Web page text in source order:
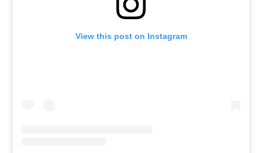
View this post on Instagram